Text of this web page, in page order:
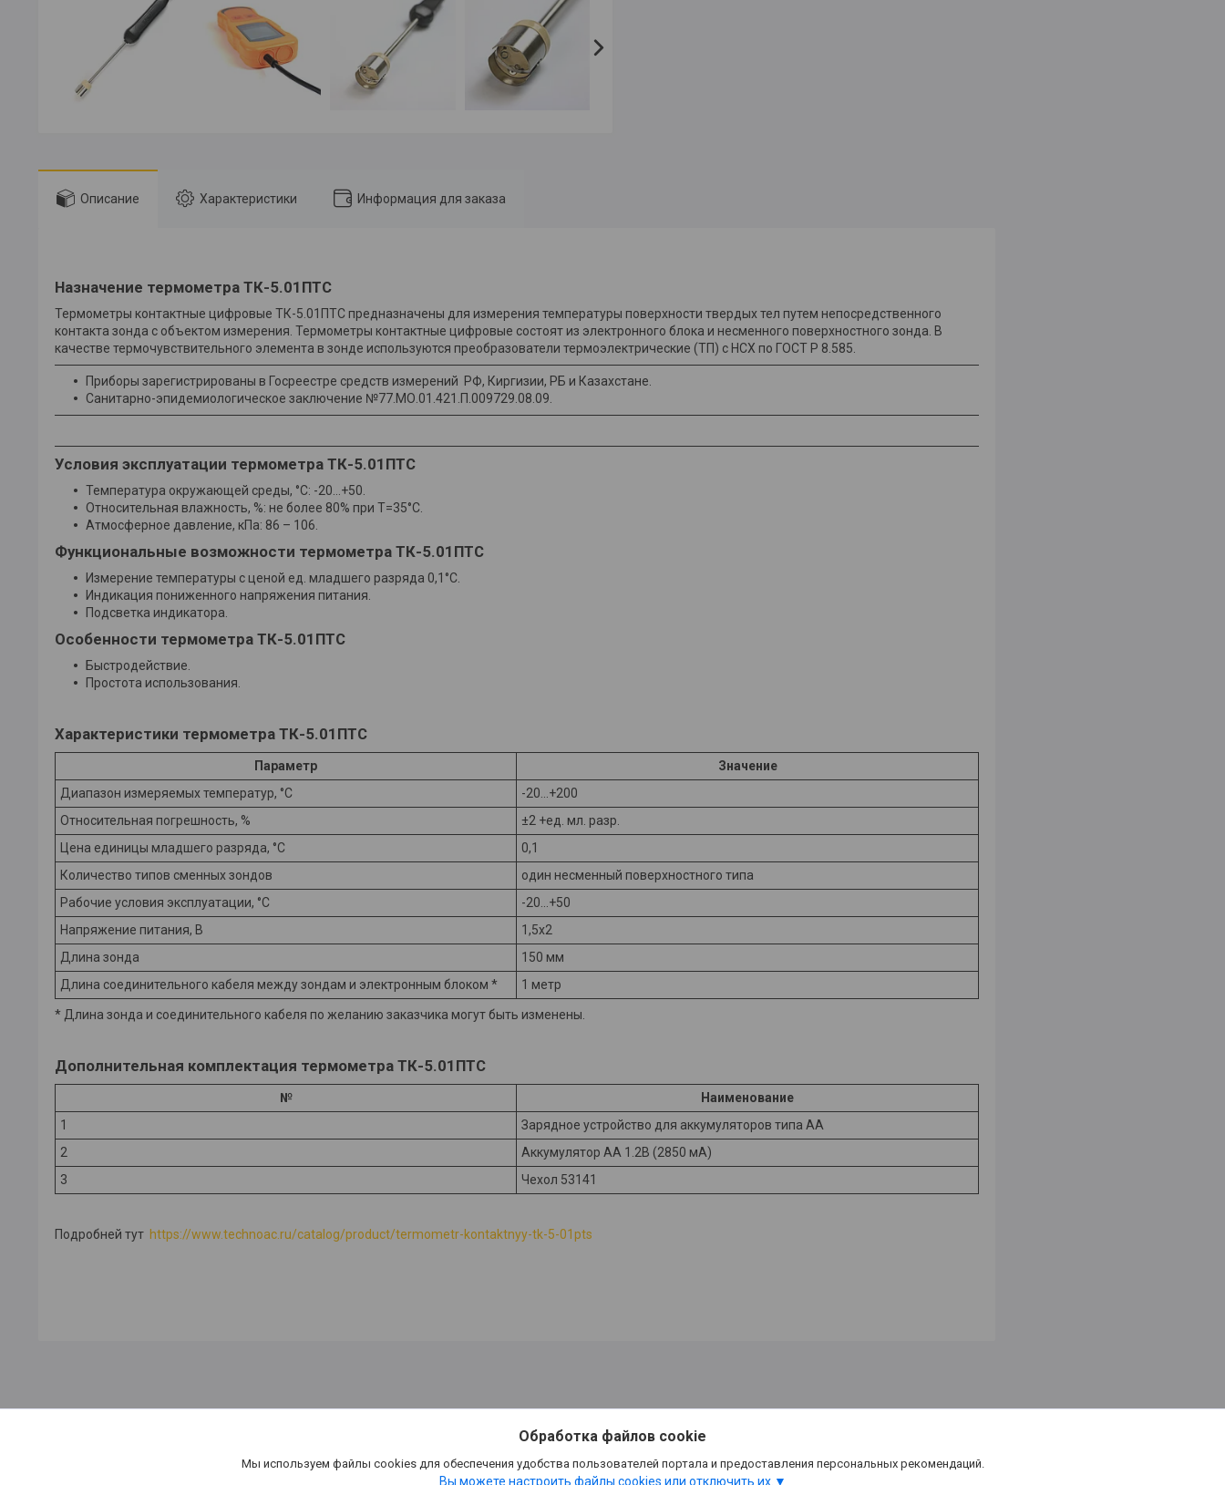
Описание Характеристики Информация для заказа
Назначение термометра ТК-5.01ПТС
Термометры контактные цифровые ТК-5.01ПТС предназначены для измерения температуры поверхности твердых тел путем непосредственного
контакта зонда с объектом измерения. Термометры контактные цифровые состоят из электронного блока и несменного поверхностного зонда. В
качестве термочувствительного элемента в зонде используются преобразователи термоэлектрические (ТП) с НСХ по ГОСТ Р 8.585.
Приборы зарегистрированы в Госреестре средств измерений РФ, Киргизии, РБ и Казахстане.
Санитарно-эпидемиологическое заключение №77.МО.01.421.П.009729.08.09.
Условия эксплуатации термометра ТК-5.01ПТС
Температура окружающей среды, °С: -20…+50.
Относительная влажность, %: не более 80% при T=35°С.
Атмосферное давление, кПа: 86 – 106.
Функциональные возможности термометра ТК-5.01ПТС
Измерение температуры с ценой ед. младшего разряда 0,1°С.
Индикация пониженного напряжения питания.
Подсветка индикатора.
Особенности термометра ТК-5.01ПТС
Быстродействие.
Простота использования.
Характеристики термометра ТК-5.01ПТС
Параметр
Значение
Диапазон измеряемых температур, °С
-20...+200
Относительная погрешность, %
±2 +ед. мл. разр.
Цена единицы младшего разряда, °С
0,1
Количество типов сменных зондов
один несменный поверхностного типа
Рабочие условия эксплуатации, °С
-20...+50
Напряжение питания, В
1,5x2
Длина зонда
150 мм
Длина соединительного кабеля между зондам и электронным блоком *
1 метр
* Длина зонда и соединительного кабеля по желанию заказчика могут быть изменены.
Дополнительная комплектация термометра ТК-5.01ПТС
№
Наименование
1
Зарядное устройство для аккумуляторов типа AA
2
Аккумулятор AA 1.2В (2850 мА)
3
Чехол 53141
Подробней тут https://www.technoac.ru/catalog/product/termometr-kontaktnyy-tk-5-01pts
Обработка файлов cookie
Мы используем файлы cookies для обеспечения удобства пользователей портала и предоставления персональных рекомендаций.
Вы можете настроить файлы cookies или отключить их.